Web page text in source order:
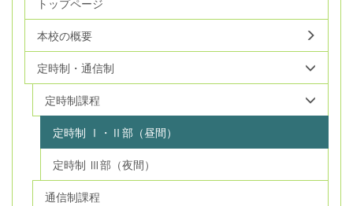
トップページ
本校の概要
定時制・通信制
定時制課程
定時制 Ⅰ・Ⅱ部（昼間）
定時制 Ⅲ部（夜間）
通信制課程